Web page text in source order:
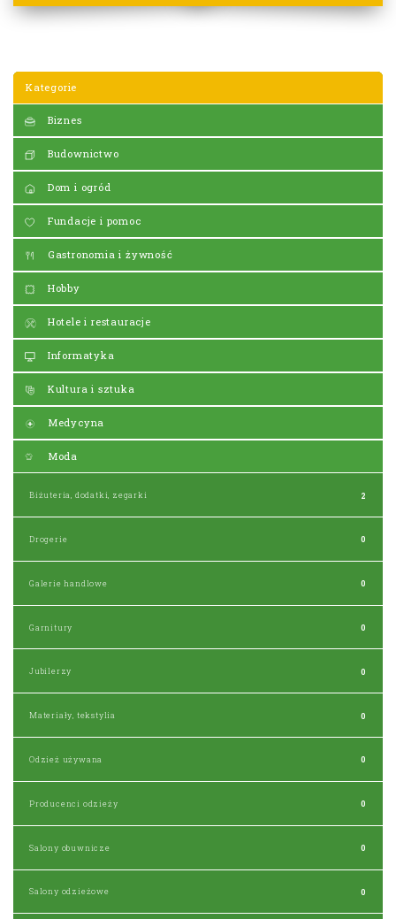
Kategorie
Biznes
Budownictwo
Dom i ogród
Fundacje i pomoc
Gastronomia i żywność
Hobby
Hotele i restauracje
Informatyka
Kultura i sztuka
Medycyna
Moda
Biżuteria, dodatki, zegarki 2
Drogerie 0
Galerie handlowe 0
Garnitury 0
Jubilerzy 0
Materiały, tekstylia 0
Odzież używana 0
Producenci odzieży 0
Salony obuwnicze 0
Salony odzieżowe 0